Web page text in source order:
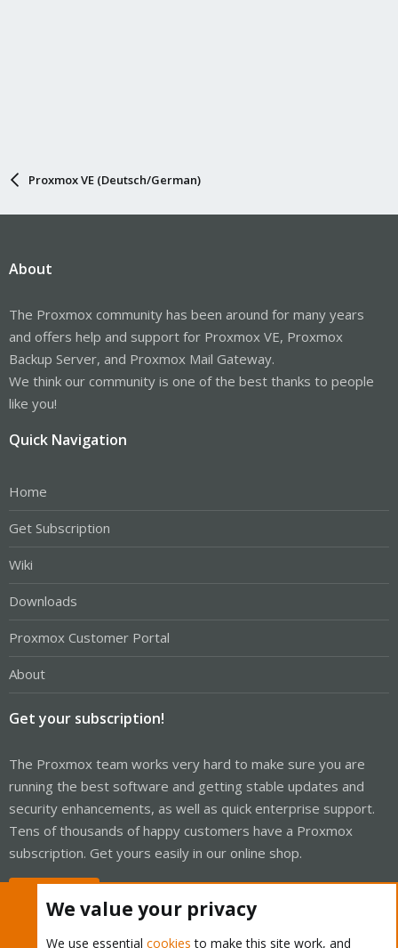
Proxmox VE (Deutsch/German)
About
The Proxmox community has been around for many years
and offers help and support for Proxmox VE, Proxmox
Backup Server, and Proxmox Mail Gateway.
We think our community is one of the best thanks to people
like you!
Quick Navigation
Home
Get Subscription
Wiki
Downloads
Proxmox Customer Portal
About
Get your subscription!
The Proxmox team works very hard to make sure you are
running the best software and getting stable updates and
security enhancements, as well as quick enterprise support.
Tens of thousands of happy customers have a Proxmox
subscription. Get yours easily in our online shop.
We value your privacy
We use essential cookies to make this site work, and